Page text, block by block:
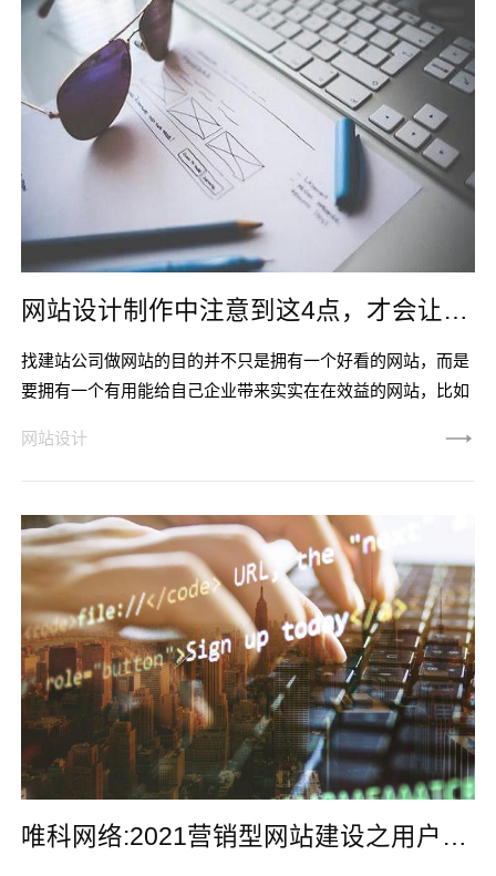
网站设计制作中注意到这4点，才会让访客喜欢！
找建站公司做网站的目的并不只是拥有一个好看的网站，而是
要拥有一个有用能给自己企业带来实实在在效益的网站，比如
订单。而要想让网站拥有这样的作用，就在网站设计制作时就
得注意以下4个关键点了。对此，可能你会说建站公司都是专
是，因为了解产品精髓、懂得客户口味才能设计出用户喜爱的
网站，而懂这些的不会是建
网站设计
唯科网络:2021营销型网站建设之用户体验